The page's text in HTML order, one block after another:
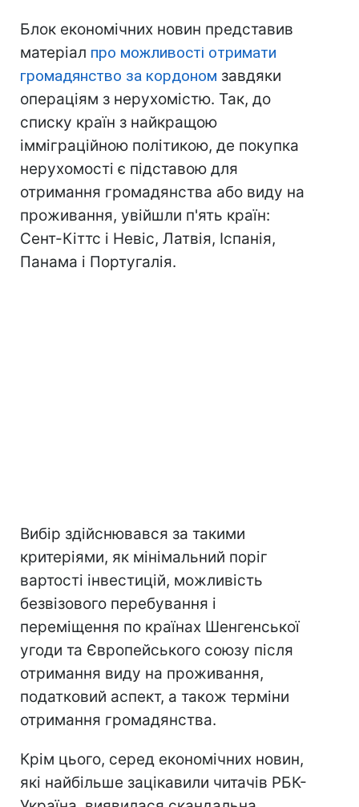
Блок економічних новин представив
матеріал про можливості отримати
громадянство за кордоном завдяки
операціям з нерухомістю. Так, до
списку країн з найкращою
імміграційною політикою, де покупка
нерухомості є підставою для
отримання громадянства або виду на
проживання, увійшли п'ять країн:
Сент-Кіттс і Невіс, Латвія, Іспанія,
Панама і Португалія.
Вибір здійснювався за такими
критеріями, як мінімальний поріг
вартості інвестицій, можливість
безвізового перебування і
переміщення по країнах Шенгенської
угоди та Європейського союзу після
отримання виду на проживання,
податковий аспект, а також терміни
отримання громадянства.
Крім цього, серед економічних новин,
які найбільше зацікавили читачів РБК-